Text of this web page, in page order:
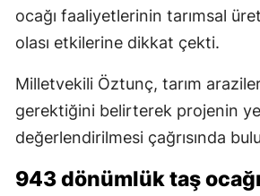
ocağı faaliyetlerinin tarımsal
olası etkilerine dikkat çekti.
Milletvekili Öztunç, tarım
gerektiğini belirterek projenin
değerlendirilmesi çağrısında
943 dönümlük taş